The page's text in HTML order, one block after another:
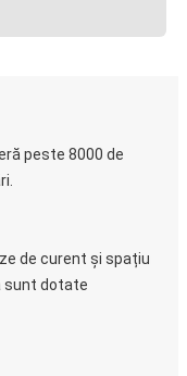
peste 8000 de
de curent și spațiu
sunt dotate